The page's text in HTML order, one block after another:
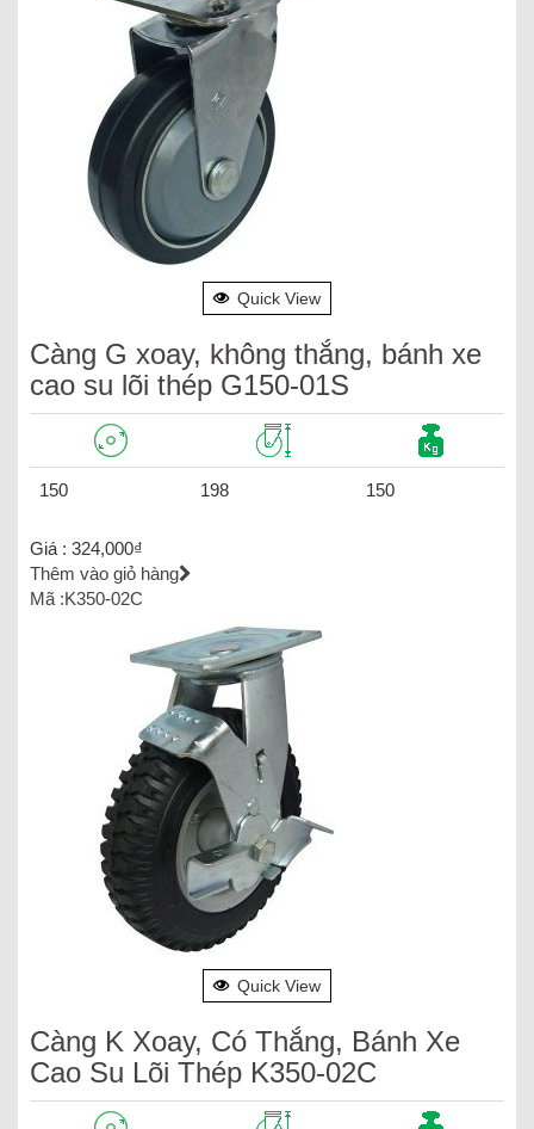
Quick View
Càng G xoay, không thắng, bánh xe
cao su lõi thép G150-01S
150 198 150
Giá : 324,000₫
Thêm vào giỏ hàng
Mã :K350-02C
Quick View
Càng K Xoay, Có Thắng, Bánh Xe
Cao Su Lõi Thép K350-02C